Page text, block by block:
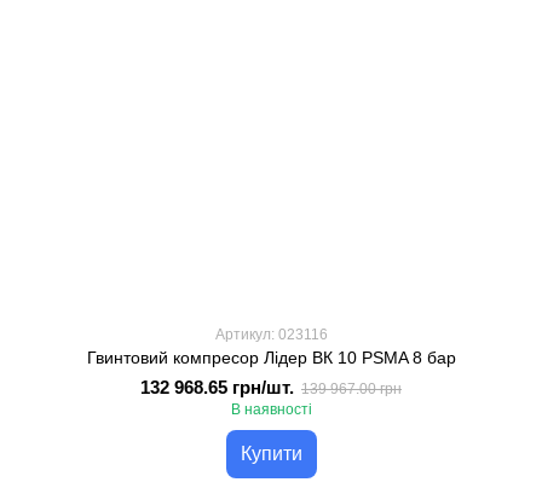
Артикул: 023116
Гвинтовий компресор Лідер ВК 10 PSMA 8 бар
132 968.65 грн/шт. 139 967.00 грн
В наявності
Купити